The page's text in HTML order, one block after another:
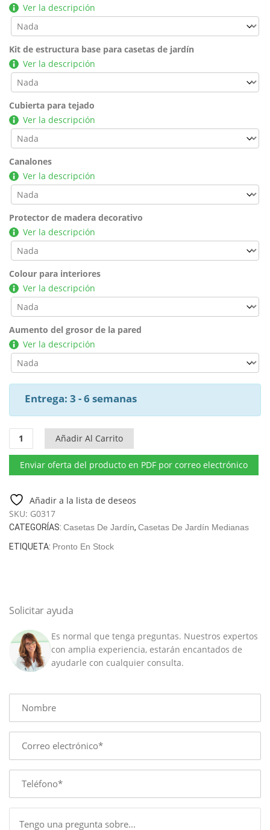
Ver la descripción
Kit de estructura base para casetas de jardín
Ver la descripción
Cubierta para tejado
Ver la descripción
Canalones
Ver la descripción
Protector de madera decorativo
Ver la descripción
Colour para interiores
Ver la descripción
Aumento del grosor de la pared
Ver la descripción
Entrega: 3 - 6 semanas
Caseta
para
distanciamiento
social
16m²
|
44mm
|
6x3m
Añadir Al Carrito
Enviar oferta del producto en PDF por correo electrónico
Añadir a la lista de deseos
SKU: G0317
CATEGORÍAS: Casetas De Jardín, Casetas De Jardín Medianas
ETIQUETA: Pronto En Stock
Solicitar ayuda
Es normal que tenga preguntas. Nuestros expertos
con amplia experiencia, estarán encantados de
ayudarle con cualquier consulta.
Name
E-
mail
Phone
Message